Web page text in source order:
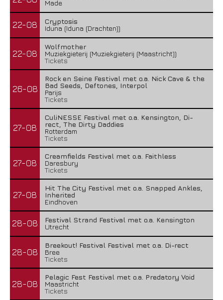
Made
22-08
Cryptosis
Iduna (Iduna (Drachten))
22-08
Wolfmother
Muziekgieterij (Muziekgieterij (Maastricht))
Tickets
26-08
Rock en Seine Festival met o.a. Nick Cave & the
Bad Seeds, Deftones, Interpol
Parijs
Tickets
27-08
CuliNESSE Festival met o.a. Kensington, Di-
rect, The Dirty Daddies
Rotterdam
Tickets
27-08
Creamfields Festival met o.a. Faithless
Daresbury
Tickets
27-08
Hit The City Festival met o.a. Snapped Ankles,
Inherited
Eindhoven
28-08
Festival Strand Festival met o.a. Kensington
Utrecht
28-08
Breekout! Festival Festival met o.a. Di-rect
Bree
Tickets
28-08
Pelagic Fest Festival met o.a. Predatory Void
Maastricht
Tickets